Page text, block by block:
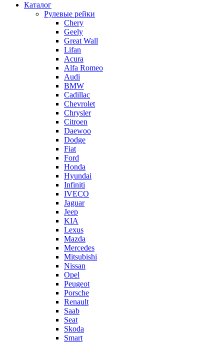
Каталог
Рулевые рейки
Chery
Geely
Great Wall
Lifan
Acura
Alfa Romeo
Audi
BMW
Cadillac
Chevrolet
Chrysler
Citroen
Daewoo
Dodge
Fiat
Ford
Honda
Hyundai
Infiniti
IVECO
Jaguar
Jeep
KIA
Lexus
Mazda
Mercedes
Mitsubishi
Nissan
Opel
Peugeot
Porsche
Renault
Saab
Seat
Skoda
Smart